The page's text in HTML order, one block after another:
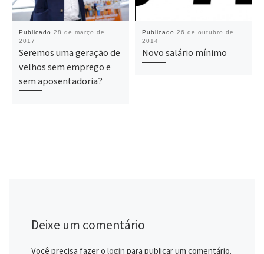
Publicado 28 de março de
2017
Seremos uma geração de
velhos sem emprego e
sem aposentadoria?
Publicado 26 de outubro de
2014
Novo salário mínimo
Deixe um comentário
Você precisa fazer o login para publicar um comentário.